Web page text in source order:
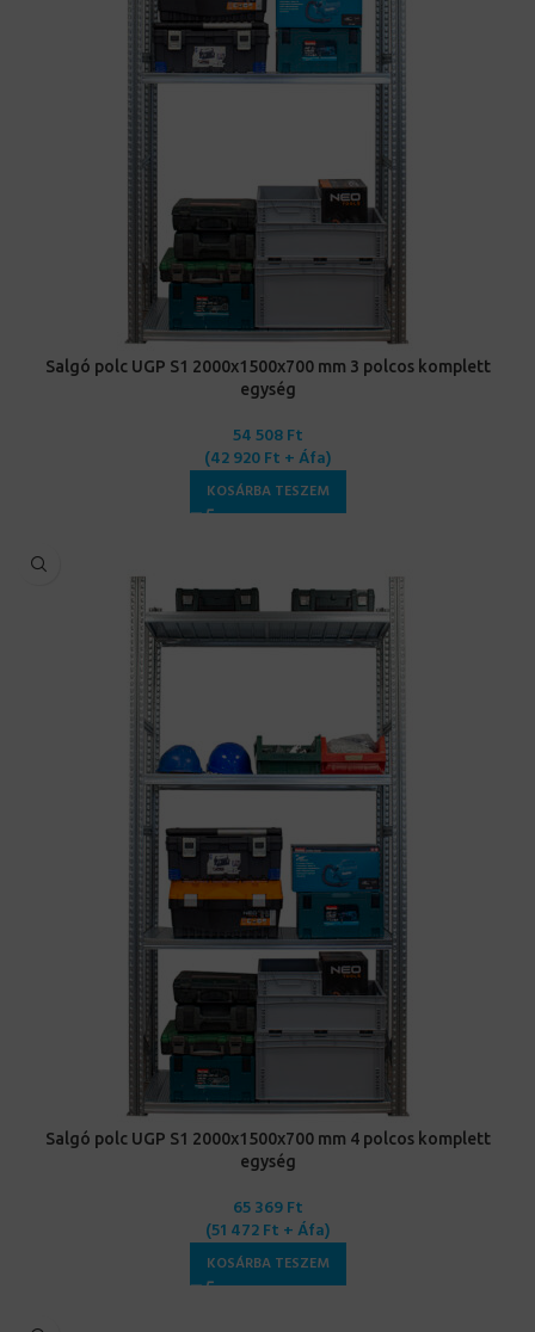
Salgó polc UGP S1 2000x1500x700 mm 3 polcos komplett
egység
54 508Ft
(42 920Ft + Áfa)
KOSÁRBA TESZEM
Salgó polc UGP S1 2000x1500x700 mm 4 polcos komplett
egység
65 369Ft
(51 472Ft + Áfa)
KOSÁRBA TESZEM